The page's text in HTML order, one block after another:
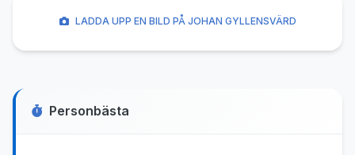
Personbästa
LADDA UPP EN BILD PÅ JOHAN GYLLENSVÄRD